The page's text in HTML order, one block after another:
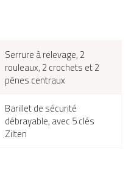
Serrure à relevage, 2
rouleaux, 2 crochets et 2
pênes centraux
Barillet de sécurité
débrayable, avec 5 clés
Zilten